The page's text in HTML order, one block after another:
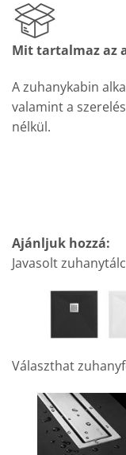
Mit tartalmaz az
A zuhanykabin
valamint a
nélkül.
Ajánljuk hozzá:
Javasolt
Választhat